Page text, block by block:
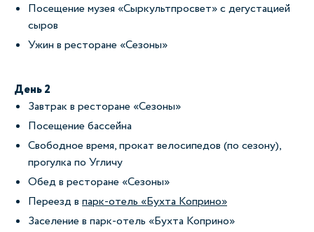
Посещение музея «Сыркультпросвет» с дегустацией
сыров
Ужин в ресторане «Сезоны»
День 2
Завтрак в ресторане «Сезоны»
Посещение бассейна
Свободное время, прокат велосипедов (по сезону),
прогулка по Угличу
Обед в ресторане «Сезоны»
Переезд в парк-отель «Бухта Коприно»
Заселение в парк-отель «Бухта Коприно»